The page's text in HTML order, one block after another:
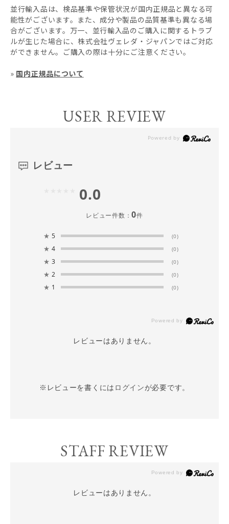
並行輸入品は、検品基準や保管状況が国内正規品と異なる可
能性がございます。また、成分や製品の品質基準も異なる場
合がございます。万一、並行輸入品のご購入に関するトラブ
ルが生じた場合に、株式会社ヴェレダ・ジャパンではご対応
ができません。ご購入の際は十分にご注意ください。
» 国内正規品について
USER REVIEW
レビュー
0.0
レビュー件数：0件
★ 5 (0)
★ 4 (0)
★ 3 (0)
★ 2 (0)
★ 1 (0)
レビューはありません。
※レビューを書くには ログインが必要です。
STAFF REVIEW
レビューはありません。